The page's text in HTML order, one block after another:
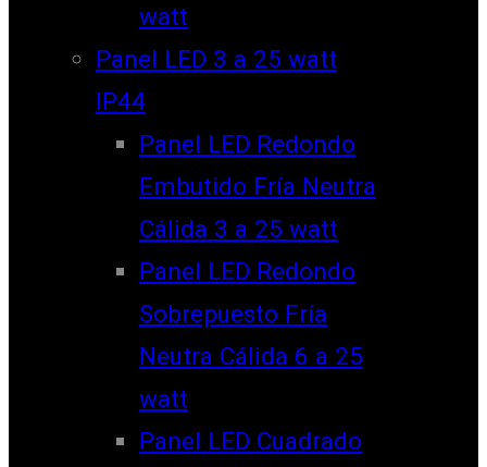
watt
Panel LED 3 a 25 watt
IP44
Panel LED Redondo
Embutido Fría Neutra
Cálida 3 a 25 watt
Panel LED Redondo
Sobrepuesto Fría
Neutra Cálida 6 a 25
watt
Panel LED Cuadrado